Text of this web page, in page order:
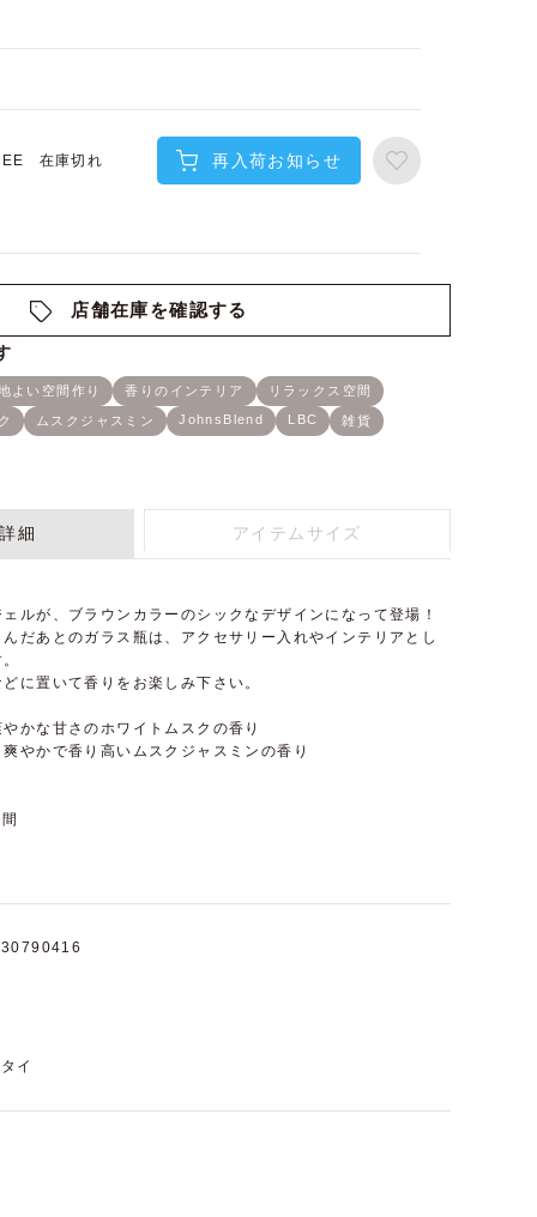
在庫切れ 再入荷お知らせ
店舗在庫を確認する
細 アイテムサイズ
ルが、ブラウンカラーのシックなデザインになって登場！
だあとのガラス瓶は、アクセサリー入れやインテリアとし
に置いて香りをお楽しみ下さい。
かな甘さのホワイトムスクの香り
やかで香り高いムスクジャスミンの香り
30790416
タイ